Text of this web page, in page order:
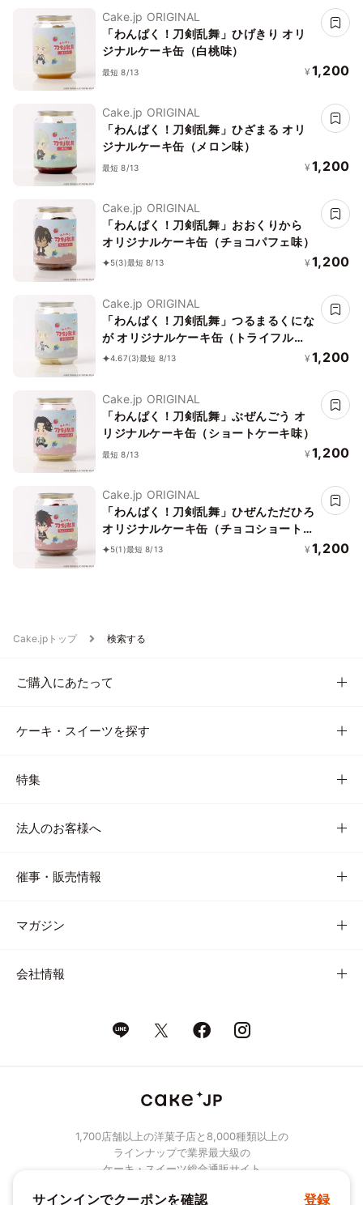
Cake.jp ORIGINAL
「わんぱく！刀剣乱舞」ひげきり オリ
ジナルケーキ缶（白桃味）
最短 8/13 ¥ 1,200
Cake.jp ORIGINAL
「わんぱく！刀剣乱舞」ひざまる オリ
ジナルケーキ缶（メロン味）
最短 8/13 ¥ 1,200
Cake.jp ORIGINAL
「わんぱく！刀剣乱舞」おおくりから
オリジナルケーキ缶（チョコパフェ味）
5(3)最短 8/13 ¥ 1,200
Cake.jp ORIGINAL
「わんぱく！刀剣乱舞」つるまるくにな
が オリジナルケーキ缶（トライフル
味）
4.67(3)最短 8/13 ¥ 1,200
Cake.jp ORIGINAL
「わんぱく！刀剣乱舞」ぶぜんごう オ
リジナルケーキ缶（ショートケーキ味）
最短 8/13 ¥ 1,200
Cake.jp ORIGINAL
「わんぱく！刀剣乱舞」ひぜんただひろ
オリジナルケーキ缶（チョコショートケ
ーキ味）
5(1)最短 8/13 ¥ 1,200
Cake.jpトップ 検索する
ご購入にあたって
ケーキ・スイーツを探す
特集
法人のお客様へ
催事・販売情報
マガジン
会社情報
1,700店舗以上の洋菓子店と8,000種類以上の
ラインナップで業界最大級の
ケーキ・スイーツ総合通販サイト
© Cake.jp Co., Ltd.
サインインでクーポンを確認 登録